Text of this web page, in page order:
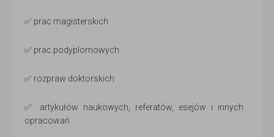
✅ prac magisterskich
✅ prac podyplomowych
✅ rozpraw doktorskich
✅ artykułów naukowych, referatów, esejów i innych
opracowań